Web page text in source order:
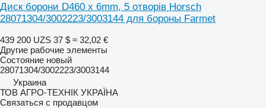
Диск борони D460 x 6mm, 5 отворів Horsch
28071304/3002223/3003144 для бороны Farmet
439 200 UZS 37 $ ≈ 32,02 €
Другие рабочие элементы
Состояние новый
28071304/3002223/3003144
Украина
ТОВ АГРО-ТЕХНІК УКРАЇНА
Связаться с продавцом